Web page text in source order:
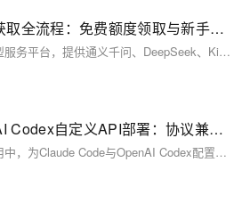
阿里云百炼API Key获取全流程：免费额度领取与新手调用配置指南
阿里云百炼是一站式大模型服务平台，提供通义千问、DeepSeek、Kimi、GLM等数十款主流模型的API调用能力，是开发者接入国产大模型的核心入口。想要通过代码、终端工具（如Claude Code）、智能体（如OpenClaw、Hermes）调用百炼模型，必须先获取有效的API Key作为鉴权凭证。
Claude Code/OpenAI Codex自定义API部署：协议兼容、环境变量安全与团队规范化方案详解
在AI编程工具的规模化使用中，为Claude Code与OpenAI Codex配置自定义API端点，是实现模型灵活切换、成本优化、安全管控与团队标准化的核心手段。自定义端点可对接企业内部大模型网关、私有模型服务或第三方兼容接口，突破官方API的限制，同时通过规范的协议适配、环境变量管理与团队协作机制，保障配置的安全性、一致性与可维护性。本文将系统拆解Claude Code与OpenAI Codex自定义API端点的配置逻辑，涵盖协议兼容、环境变量设置、配置文件编写、验证方法及团队规范化管理方案，帮助开发者与团队实现安全、高效、统一的AI编程工具部署。